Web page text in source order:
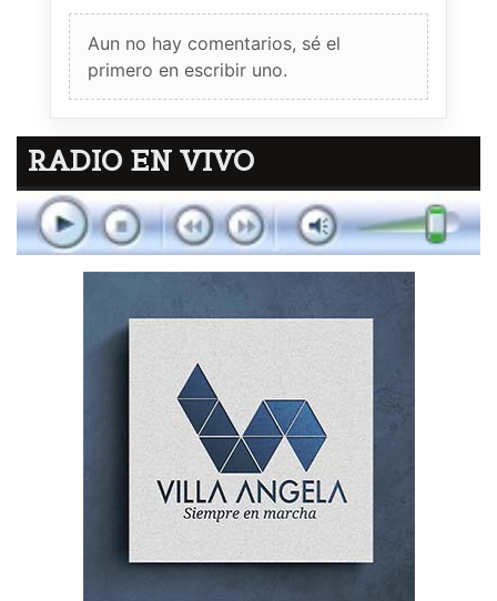
Aun no hay comentarios, sé el
primero en escribir uno.
RADIO EN VIVO